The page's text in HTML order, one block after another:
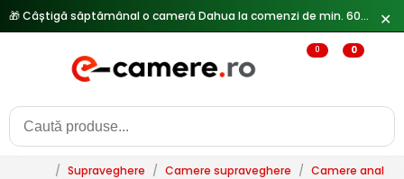
✕
0 0
/ Supraveghere / Camere supraveghere / Camere